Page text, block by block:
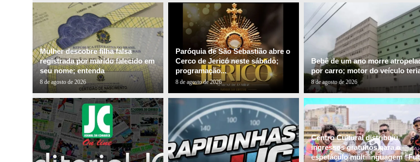
Mulher descobre filha falsa
registrada por marido falecido em
seu nome; entenda
8 de agosto de 2026
Paróquia de São Sebastião abre o
Cerco de Jericó neste sábado;
programação...
8 de agosto de 2026
Bebê de um ano morre
por carro; motor do veículo
8 de agosto de 2026
Centro Cultural distribuiu
ingressos gratuitos para o
espetáculo multilinguagem